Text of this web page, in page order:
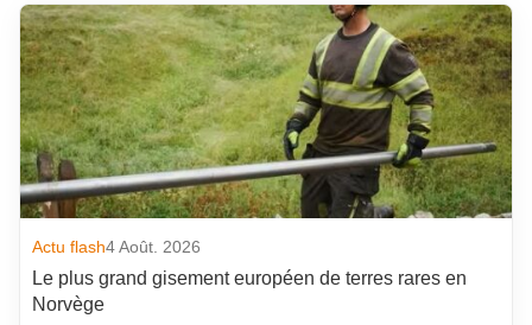
Actu flash4 Août. 2026
Le plus grand gisement européen de terres rares en
Norvège